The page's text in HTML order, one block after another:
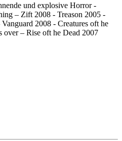
und explosive Horror -
– Zift 2008 - Treason 2005 -
2008 - Creatures oft he
– Rise oft he Dead 2007